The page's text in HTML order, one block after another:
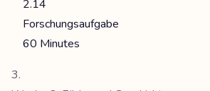
2.14
Forschungsaufgabe
60 Minutes